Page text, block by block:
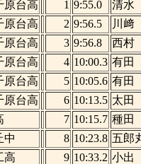
原台高 1 9:55.0
清水
原台高 2 9:56.5
川﨑
原台高 3 9:56.8
西村
原台高 4 10:00.3 有田
原台高 5 10:05.6 有田
原台高 6 10:13.5 太田
7 10:15.7 種田
中 8 10:23.8 五郎
高 9 10:33.2 小出